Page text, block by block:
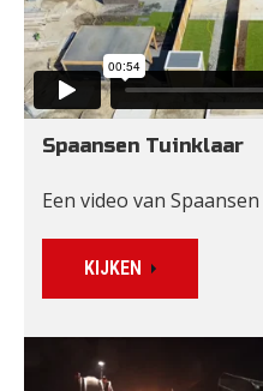
Spaansen Tuinklaar
Een video van
KIJKEN